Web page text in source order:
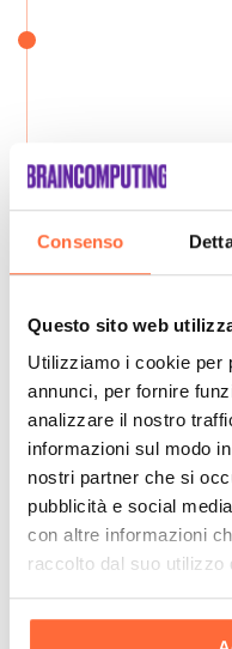
Consenso
Questo sito web
Utilizziamo i cookie per
annunci, per fornire
analizzare il nostro
informazioni sul modo
nostri partner che si
pubblicità e social
con altre informazioni
raccolto dal suo utilizzo